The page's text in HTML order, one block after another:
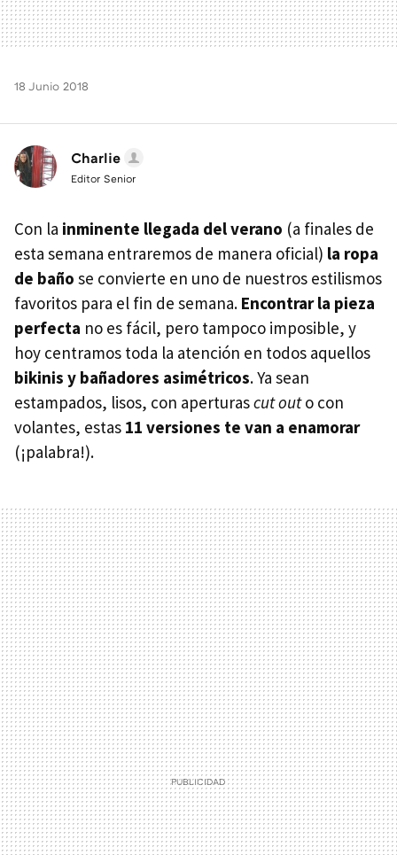
18 Junio 2018
Charlie
Editor Senior
Con la inminente llegada del verano (a finales de
esta semana entraremos de manera oficial) la ropa
de baño se convierte en uno de nuestros estilismos
favoritos para el fin de semana. Encontrar la pieza
perfecta no es fácil, pero tampoco imposible, y
hoy centramos toda la atención en todos aquellos
bikinis y bañadores asimétricos. Ya sean
estampados, lisos, con aperturascut outo con
volantes, estas 11 versiones te van a enamorar
(¡palabra!).